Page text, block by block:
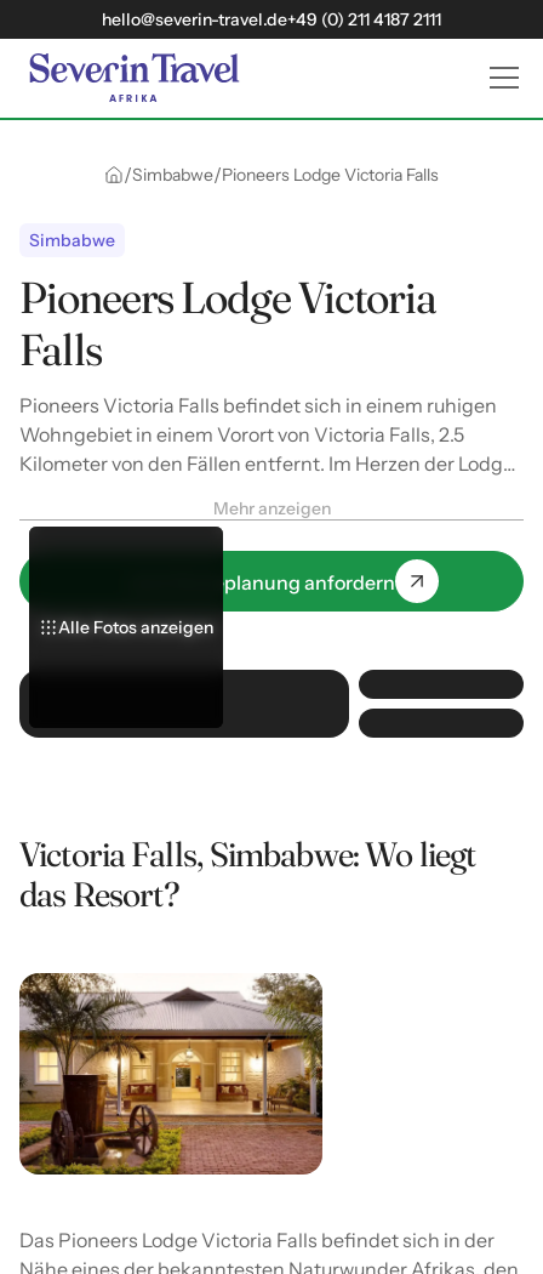
hello@severin-travel.de+49 (0) 211 4187 2111
/Simbabwe/Pioneers Lodge Victoria Falls
Simbabwe
Pioneers Lodge Victoria
Falls
Pioneers Victoria Falls befindet sich in einem ruhigen
Wohngebiet in einem Vorort von Victoria Falls, 2.5
Kilometer von den Fällen entfernt. Im Herzen der Lodge
Inneren und im Freien, ein Souvenirladen, sowie eine
Terrasse, die sich zum Pool und Garten hin öffnet.
Mehr anzeigen
Jetzt Reiseplanung anfordern
Alle Fotos anzeigen
Alle Fotos anzeigen
Alle Fotos anzeigen
Victoria Falls, Simbabwe: Wo liegt
das Resort?
Das Pioneers Lodge Victoria Falls befindet sich in der
Nähe eines der bekanntesten Naturwunder Afrikas, den